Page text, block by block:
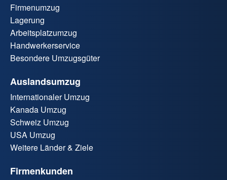
Firmenumzug
Lagerung
Arbeitsplatzumzug
Handwerkerservice
Besondere Umzugsgüter
Auslandsumzug
Internationaler Umzug
Kanada Umzug
Schweiz Umzug
USA Umzug
Weitere Länder & Ziele
Firmenkunden